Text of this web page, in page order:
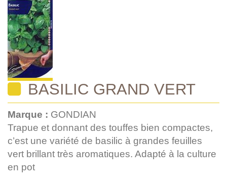
BASILIC GRAND VERT
Marque : GONDIAN
Trapue et donnant des touffes bien compactes,
c’est une variété de basilic à grandes feuilles
vert brillant très aromatiques. Adapté à la culture
en pot